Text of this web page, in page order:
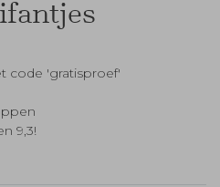
code 'gratisproef'
9,3!